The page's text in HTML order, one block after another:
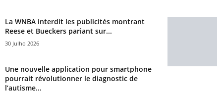
La WNBA interdit les publicités montrant
Reese et Bueckers pariant sur...
30 Julho 2026
Une nouvelle application pour smartphone
pourrait révolutionner le diagnostic de
l’autisme...